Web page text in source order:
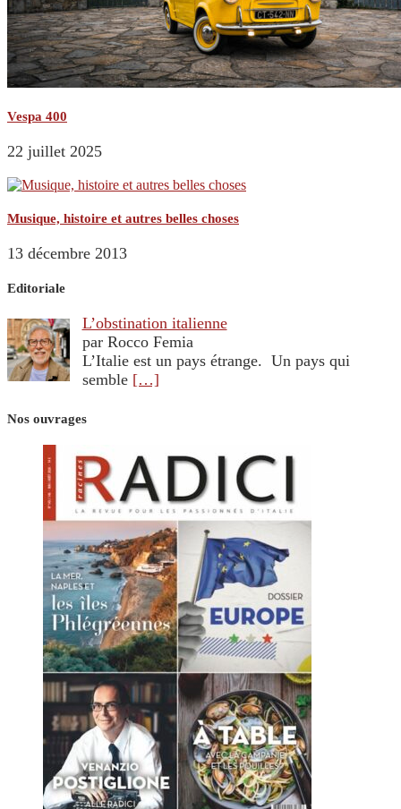
Vespa 400
22 juillet 2025
Musique, histoire et autres belles choses
13 décembre 2013
Editoriale
L’obstination italienne
par Rocco Femia
L’Italie est un pays étrange. Un pays qui
semble […]
Nos ouvrages